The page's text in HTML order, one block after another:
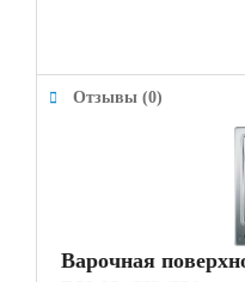
Отзывы (0)
Варочная